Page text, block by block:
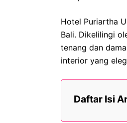
Hotel Puriartha
Bali. Dikelilingi
tenang dan
interior yang
Daftar Isi